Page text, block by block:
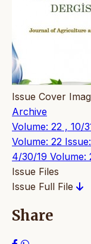
Issue Cover
Archive
Volume: 22 , 10/
Volume: 22
4/30/19 Volume:
Issue Files
Issue Full File
Share